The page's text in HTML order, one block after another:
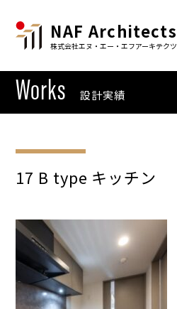
NAF Architects
株式会社エヌ・エー・エフアーキテクツ
Works 設計実績
17 B type キッチン